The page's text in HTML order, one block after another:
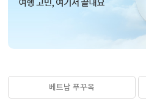
베트남 푸꾸옥